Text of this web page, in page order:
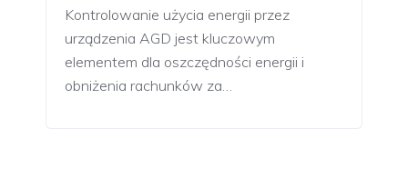
Kontrolowanie użycia energii przez
urządzenia AGD jest kluczowym
elementem dla oszczędności energii i
obniżenia rachunków za…